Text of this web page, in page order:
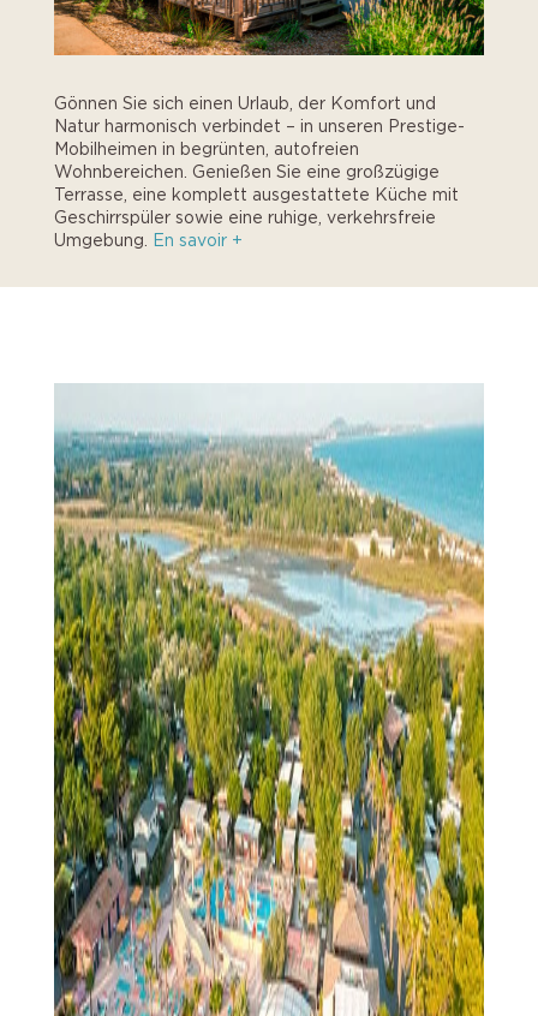
Gönnen Sie sich einen Urlaub, der Komfort und
Natur harmonisch verbindet – in unseren Prestige-
Mobilheimen in begrünten, autofreien
Wohnbereichen. Genießen Sie eine großzügige
Terrasse, eine komplett ausgestattete Küche mit
Geschirrspüler sowie eine ruhige, verkehrsfreie
Umgebung.
En savoir +